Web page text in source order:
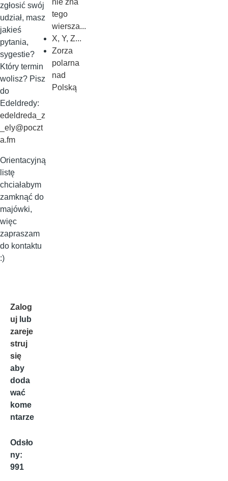
zgłosić swój
udział, masz
jakieś
pytania,
sygestie?
Który termin
wolisz? Pisz
do
Edeldredy:
edeldreda_z
_ely@poczt
a.fm
Orientacyjną
listę
chciałabym
zamknąć do
majówki,
więc
zapraszam
do kontaktu
:)
Zalog
uj lub
zareje
struj
się
aby
doda
wać
kome
ntarze
Odsło
ny:
991
nie zna
tego
wiersza...
X, Y, Z...
Zorza
polarna
nad
Polską